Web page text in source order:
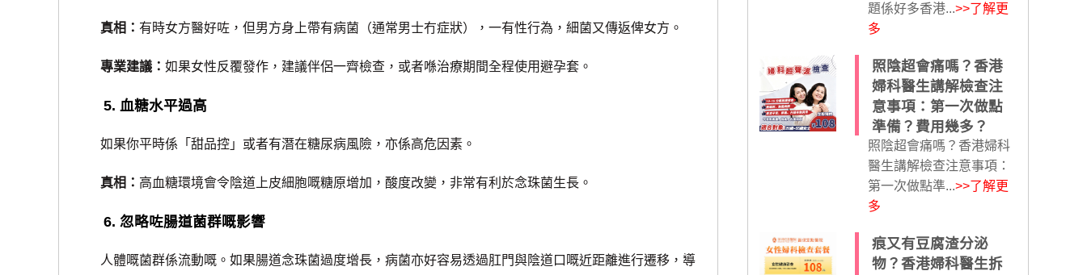
真相：有時女方醫好咗，但男方身上帶有病菌（通常男士冇症狀），一有性行為，細菌又傳返俾女方。
專業建議：如果女性反覆發作，建議伴侶一齊檢查，或者喺治療期間全程使用避孕套。
5. 血糖水平過高
如果你平時係「甜品控」或者有潛在糖尿病風險，亦係高危因素。
真相： 高血糖環境會令陰道上皮細胞嘅糖原增加，酸度改變，非常有利於念珠菌生長。
6. 忽略咗腸道菌群嘅影響
人體嘅菌群係流動嘅。如果腸道念珠菌過度增長，病菌亦好容易透過肛門與陰道口嘅近距離進行遷移，導
題係好多香港...>>了解更
多
照陰超會痛嗎？香港
婦科醫生講解檢查注
意事項：第一次做點
準備？費用幾多？
照陰超會痛嗎？香港婦科
醫生講解檢查注意事項：
第一次做點準...>>了解更
多
痕又有豆腐渣分泌
物？香港婦科醫生拆